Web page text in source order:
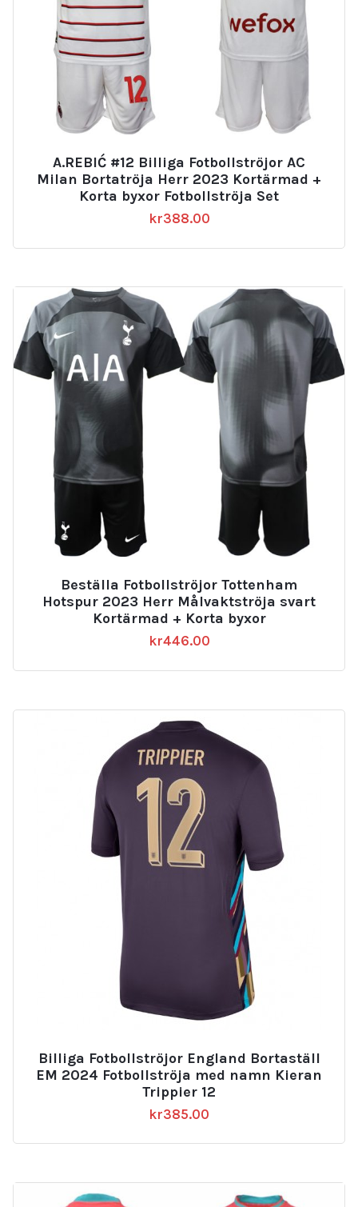
A.REBIĆ #12 Billiga Fotbollströjor AC
Milan Bortatröja Herr 2023 Kortärmad +
Korta byxor Fotbollströja Set
kr388.00
Beställa Fotbollströjor Tottenham
Hotspur 2023 Herr Målvaktströja svart
Kortärmad + Korta byxor
kr446.00
Billiga Fotbollströjor England Bortaställ
EM 2024 Fotbollströja med namn Kieran
Trippier 12
kr385.00